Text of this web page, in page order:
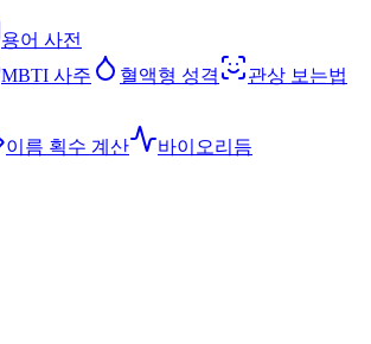
용어 사전
MBTI 사주 혈액형 성격
관상 보는법
이름 획수 계산
바이오리듬